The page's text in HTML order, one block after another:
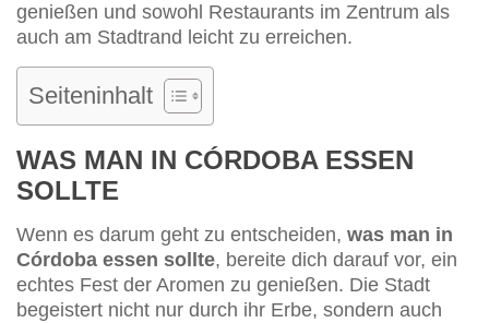
genießen und sowohl Restaurants im Zentrum als
auch am Stadtrand leicht zu erreichen.
Seiteninhalt
WAS MAN IN CÓRDOBA ESSEN
SOLLTE
Wenn es darum geht zu entscheiden, was man in
Córdoba essen sollte, bereite dich darauf vor, ein
echtes Fest der Aromen zu genießen. Die Stadt
begeistert nicht nur durch ihr Erbe, sondern auch